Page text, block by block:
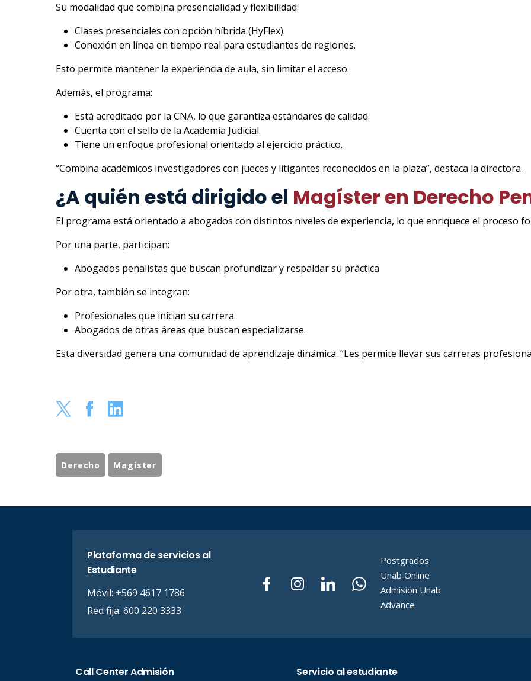
Su modalidad que combina presencialidad y flexibilidad:
Clases presenciales con opción híbrida (HyFlex).
Conexión en línea en tiempo real para estudiantes de regiones.
Esto permite mantener la experiencia de aula, sin limitar el acceso.
Además, el programa:
Está acreditado por la CNA, lo que garantiza estándares de calidad.
Cuenta con el sello de la Academia Judicial.
Tiene un enfoque profesional orientado al ejercicio práctico.
“Combina académicos investigadores con jueces y litigantes reconocidos en la plaza”, destaca la directora.
¿A quién está dirigido el Magíster en Derecho
El programa está orientado a abogados con distintos niveles de experiencia, lo que enriquece el proceso
Por una parte, participan:
Abogados penalistas que buscan profundizar y respaldar su práctica
Por otra, también se integran:
Profesionales que inician su carrera.
Abogados de otras áreas que buscan especializarse.
Esta diversidad genera una comunidad de aprendizaje dinámica. “Les permite llevar sus carreras
Derecho Magíster